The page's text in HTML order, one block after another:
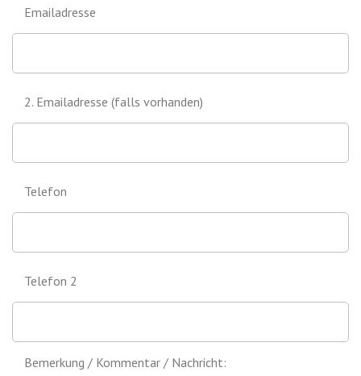
Emailadresse
2. Emailadresse (falls vorhanden)
Telefon
Telefon 2
Bemerkung / Kommentar / Nachricht: